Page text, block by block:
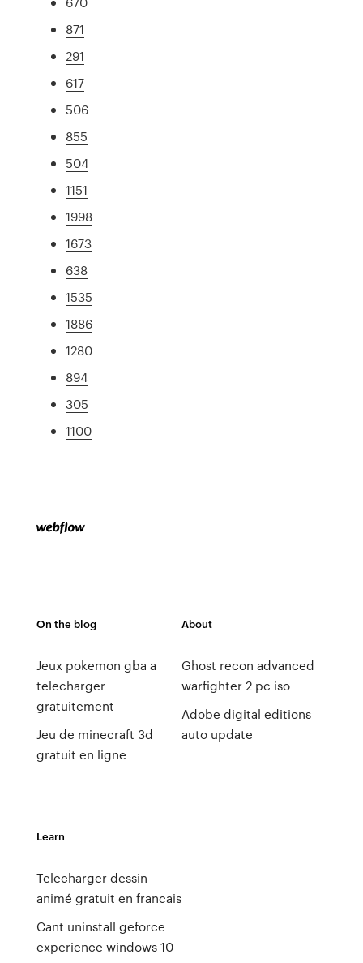
871
291
617
506
855
504
1151
1998
1673
638
1535
1886
1280
894
305
1100
On the blog
Jeux pokemon gba a
telecharger
gratuitement
Jeu de minecraft 3d
gratuit en ligne
About
Ghost recon advanced
warfighter 2 pc iso
Adobe digital editions
auto update
Learn
Telecharger dessin
animé gratuit en francais
Cant uninstall geforce
experience windows 10